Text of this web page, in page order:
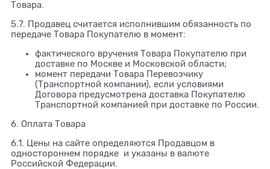
Товара.
5.7. Продавец считается исполнившим обязанность по
передаче Товара Покупателю в момент:
фактического вручения Товара Покупателю при
доставке по Москве и Московской области;
момент передачи Товара Перевозчику
(Транспортной компании), если условиями
Договора предусмотрена доставка Покупателю
Транспортной компанией при доставке по России.
6. Оплата Товара
6.1. Цены на сайте определяются Продавцом в
одностороннем порядке и указаны в валюте
Российской Федерации.